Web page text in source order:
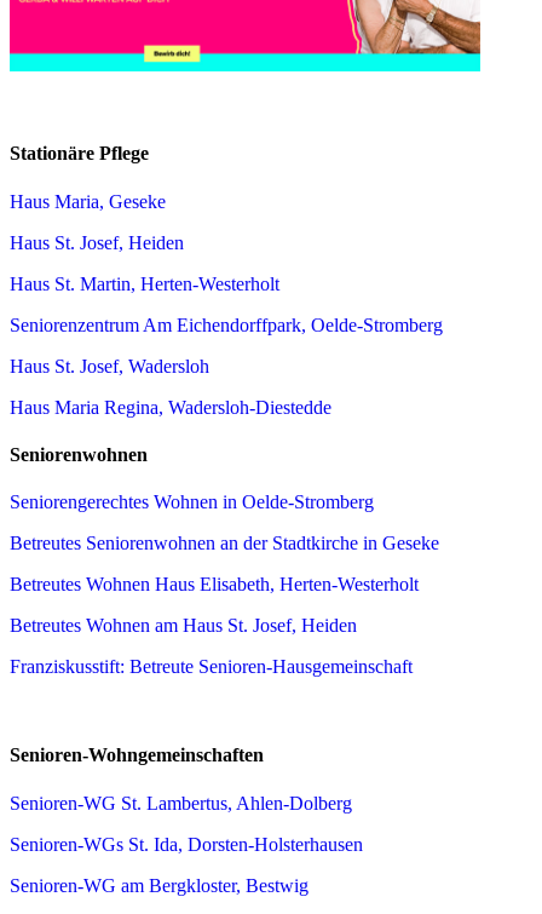
Stationäre Pflege
Haus Maria, Geseke
Haus St. Josef, Heiden
Haus St. Martin, Herten-Westerholt
Seniorenzentrum Am Eichendorffpark, Oelde-Stromberg
Haus St. Josef, Wadersloh
Haus Maria Regina, Wadersloh-Diestedde
Seniorenwohnen
Seniorengerechtes Wohnen in Oelde-Stromberg
Betreutes Seniorenwohnen an der Stadtkirche in Geseke
Betreutes Wohnen Haus Elisabeth, Herten-Westerholt
Betreutes Wohnen am Haus St. Josef, Heiden
Franziskusstift: Betreute Senioren-Hausgemeinschaft
Senioren-Wohngemeinschaften
Senioren-WG St. Lambertus, Ahlen-Dolberg
Senioren-WGs St. Ida, Dorsten-Holsterhausen
Senioren-WG am Bergkloster, Bestwig